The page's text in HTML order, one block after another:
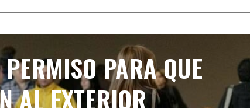
PARA QUE
AL EXTERIOR